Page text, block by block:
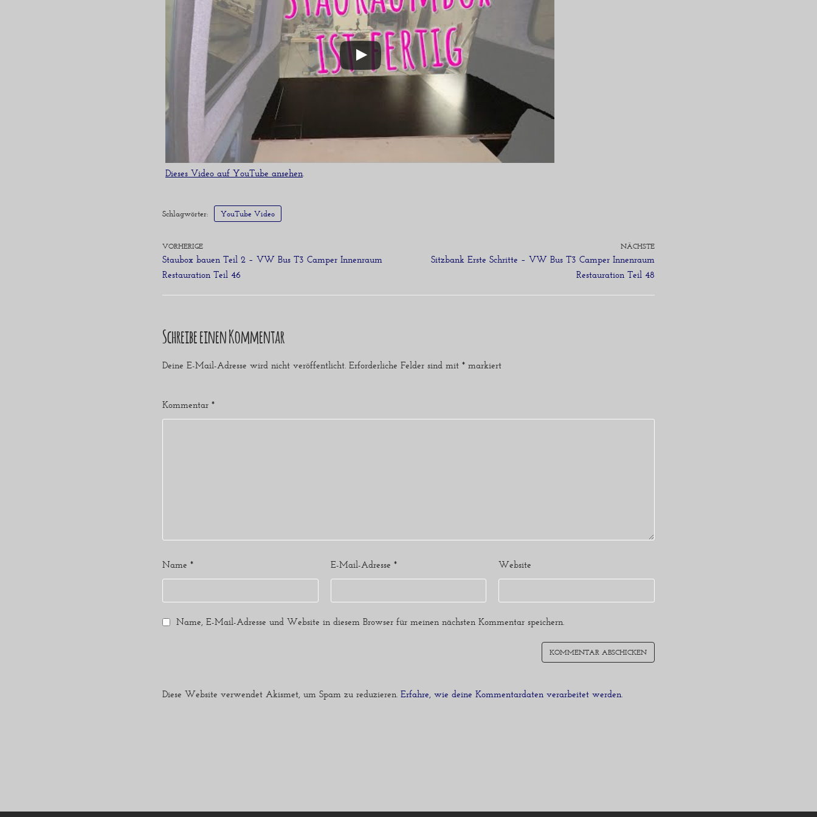
Dieses Video auf YouTube ansehen.
Schlagwörter: YouTube Video
VORHERIGE
Staubox bauen Teil 2 – VW Bus T3 Camper Innenraum
Restauration Teil 46
NÄCHSTE
Sitzbank Erste Schritte – VW Bus T3 Camper Innenraum
Restauration Teil 48
Schreibe einen Kommentar
Deine E-Mail-Adresse wird nicht veröffentlicht. Erforderliche Felder sind mit * markiert
Kommentar *
Name * E-Mail-Adresse * Website
Name, E-Mail-Adresse und Website in diesem Browser für meinen nächsten Kommentar speichern.
Diese Website verwendet Akismet, um Spam zu reduzieren. Erfahre, wie deine Kommentardaten verarbeitet werden.